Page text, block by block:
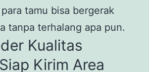
tamu bisa bergerak
tanpa terhalang apa pun.
Kualitas
Kirim Area